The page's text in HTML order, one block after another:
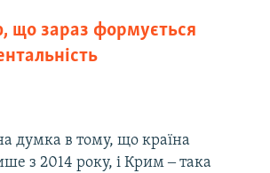
що зараз формується
думка в тому, що країна
з 2014 року, і Крим ‒ така